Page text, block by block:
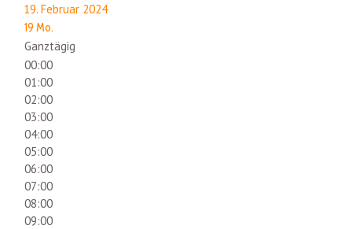
19. Februar 2024
19 Mo.
Ganztägig
00:00
01:00
02:00
03:00
04:00
05:00
06:00
07:00
08:00
09:00